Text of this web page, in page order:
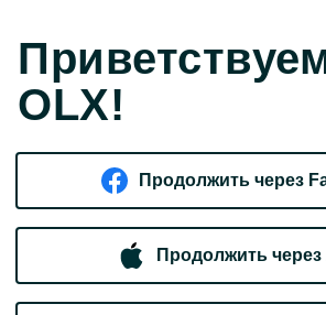
OLX!
Продолжить через
Продолжить через